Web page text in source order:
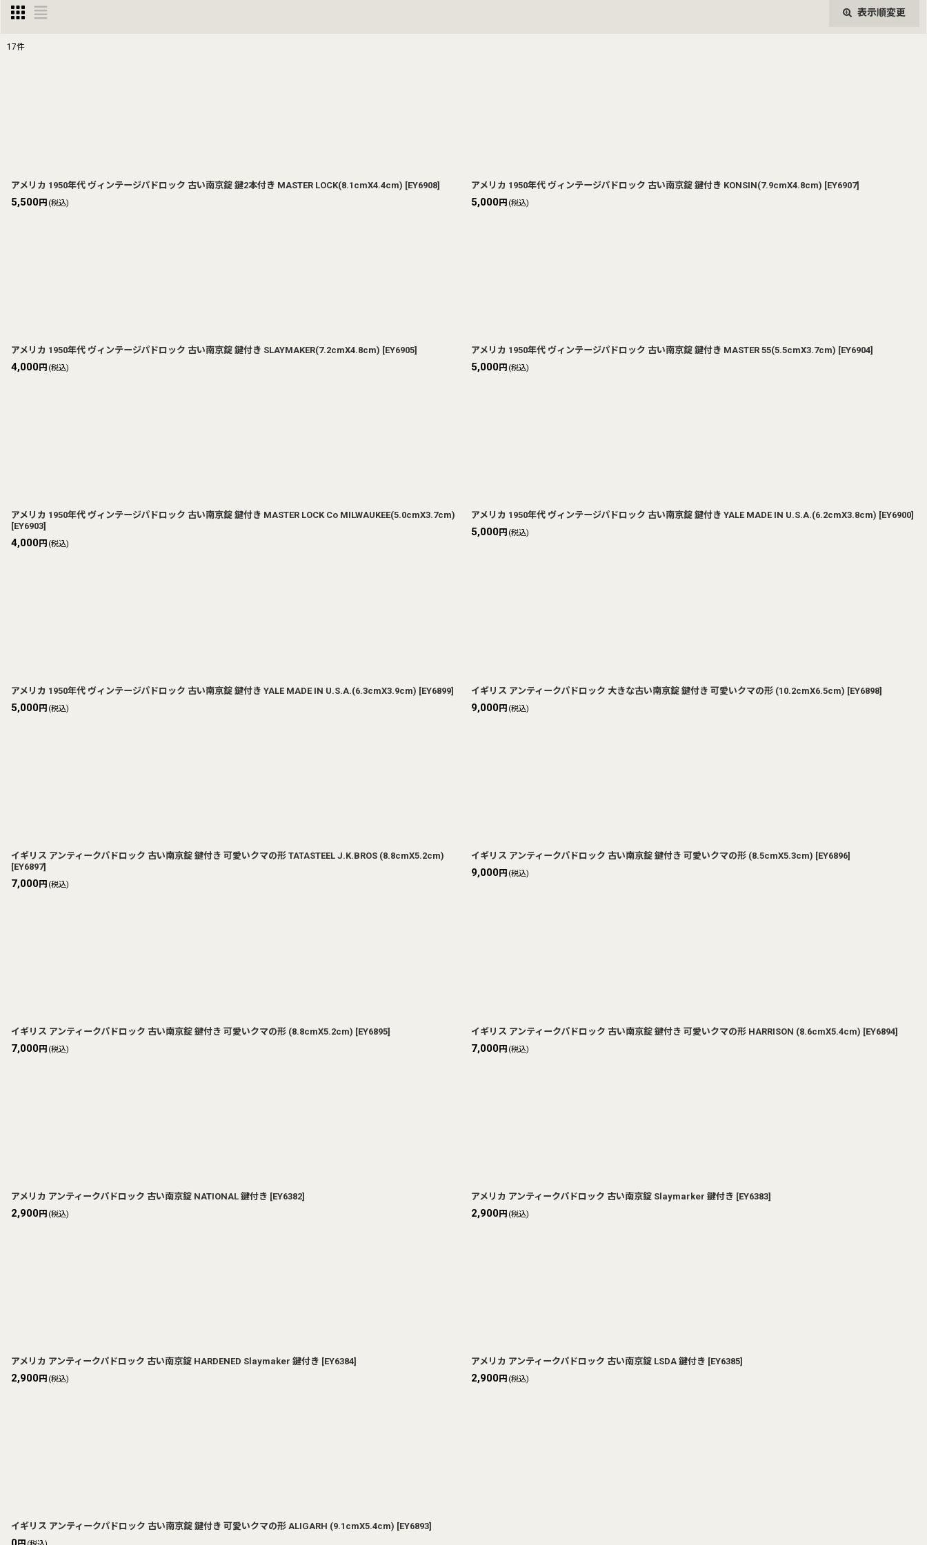
表示順変更
17件
アメリカ 1950年代 ヴィンテージパドロック 古い南京錠 鍵2本付き MASTER LOCK(8.1cmX4.4cm) [EY6908]
5,500円 (税込)
アメリカ 1950年代 ヴィンテージパドロック 古い南京錠 鍵付き KONSIN(7.9cmX4.8cm) [EY6907]
5,000円 (税込)
アメリカ 1950年代 ヴィンテージパドロック 古い南京錠 鍵付き SLAYMAKER(7.2cmX4.8cm) [EY6905]
4,000円 (税込)
アメリカ 1950年代 ヴィンテージパドロック 古い南京錠 鍵付き MASTER 55(5.5cmX3.7cm) [EY6904]
5,000円 (税込)
アメリカ 1950年代 ヴィンテージパドロック 古い南京錠 鍵付き MASTER LOCK Co MILWAUKEE(5.0cmX3.7cm)
[EY6903]
4,000円 (税込)
アメリカ 1950年代 ヴィンテージパドロック 古い南京錠 鍵付き YALE MADE IN U.S.A.(6.2cmX3.8cm) [EY6900]
5,000円 (税込)
アメリカ 1950年代 ヴィンテージパドロック 古い南京錠 鍵付き YALE MADE IN U.S.A.(6.3cmX3.9cm) [EY6899]
5,000円 (税込)
イギリス アンティークパドロック 大きな古い南京錠 鍵付き 可愛いクマの形 (10.2cmX6.5cm) [EY6898]
9,000円 (税込)
イギリス アンティークパドロック 古い南京錠 鍵付き 可愛いクマの形 TATASTEEL J.K.BROS (8.8cmX5.2cm)
[EY6897]
7,000円 (税込)
イギリス アンティークパドロック 古い南京錠 鍵付き 可愛いクマの形 (8.5cmX5.3cm) [EY6896]
9,000円 (税込)
イギリス アンティークパドロック 古い南京錠 鍵付き 可愛いクマの形 (8.8cmX5.2cm) [EY6895]
7,000円 (税込)
イギリス アンティークパドロック 古い南京錠 鍵付き 可愛いクマの形 HARRISON (8.6cmX5.4cm) [EY6894]
7,000円 (税込)
アメリカ アンティークパドロック 古い南京錠 NATIONAL 鍵付き [EY6382]
2,900円 (税込)
アメリカ アンティークパドロック 古い南京錠 Slaymarker 鍵付き [EY6383]
2,900円 (税込)
アメリカ アンティークパドロック 古い南京錠 HARDENED Slaymaker 鍵付き [EY6384]
2,900円 (税込)
アメリカ アンティークパドロック 古い南京錠 LSDA 鍵付き [EY6385]
2,900円 (税込)
イギリス アンティークパドロック 古い南京錠 鍵付き 可愛いクマの形 ALIGARH (9.1cmX5.4cm) [EY6893]